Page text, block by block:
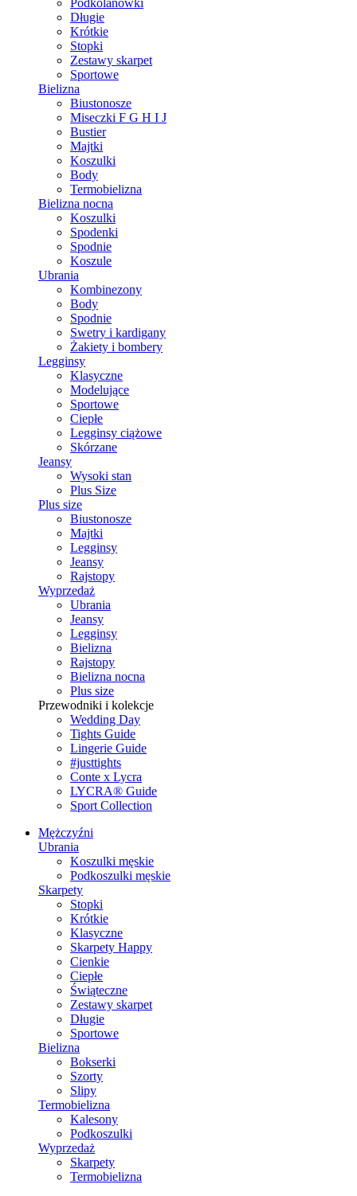
Podkolanówki
Długie
Krótkie
Stopki
Zestawy skarpet
Sportowe
Bielizna
Biustonosze
Miseczki F G H I J
Bustier
Majtki
Koszulki
Body
Termobielizna
Bielizna nocna
Koszulki
Spodenki
Spodnie
Koszule
Ubrania
Kombinezony
Body
Spodnie
Swetry i kardigany
Żakiety i bombery
Legginsy
Klasyczne
Modelujące
Sportowe
Ciepłe
Legginsy ciążowe
Skórzane
Jeansy
Wysoki stan
Plus Size
Plus size
Biustonosze
Majtki
Legginsy
Jeansy
Rajstopy
Wyprzedaż
Ubrania
Jeansy
Legginsy
Bielizna
Rajstopy
Bielizna nocna
Plus size
Przewodniki i kolekcje
Wedding Day
Tights Guide
Lingerie Guide
#justtights
Conte x Lycra
LYCRA® Guide
Sport Сollection
Mężczyźni
Ubrania
Koszulki męskie
Podkoszulki męskie
Skarpety
Stopki
Krótkie
Klasyczne
Skarpety Happy
Cienkie
Ciepłe
Świąteczne
Zestawy skarpet
Długie
Sportowe
Bielizna
Bokserki
Szorty
Slipy
Termobielizna
Kalesony
Podkoszulki
Wyprzedaż
Skarpety
Termobielizna